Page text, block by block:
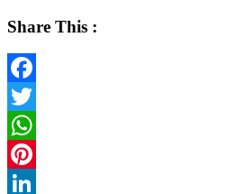
Share This :
Facebook
Twitter
WhatsApp
Pinterest